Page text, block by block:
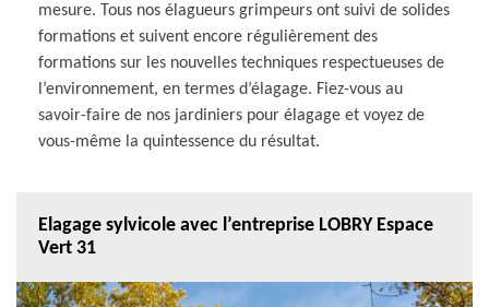
mesure. Tous nos élagueurs grimpeurs ont suivi de solides
formations et suivent encore régulièrement des
formations sur les nouvelles techniques respectueuses de
l’environnement, en termes d’élagage. Fiez-vous au
savoir-faire de nos jardiniers pour élagage et voyez de
vous-même la quintessence du résultat.
Elagage sylvicole avec l’entreprise LOBRY Espace
Vert 31